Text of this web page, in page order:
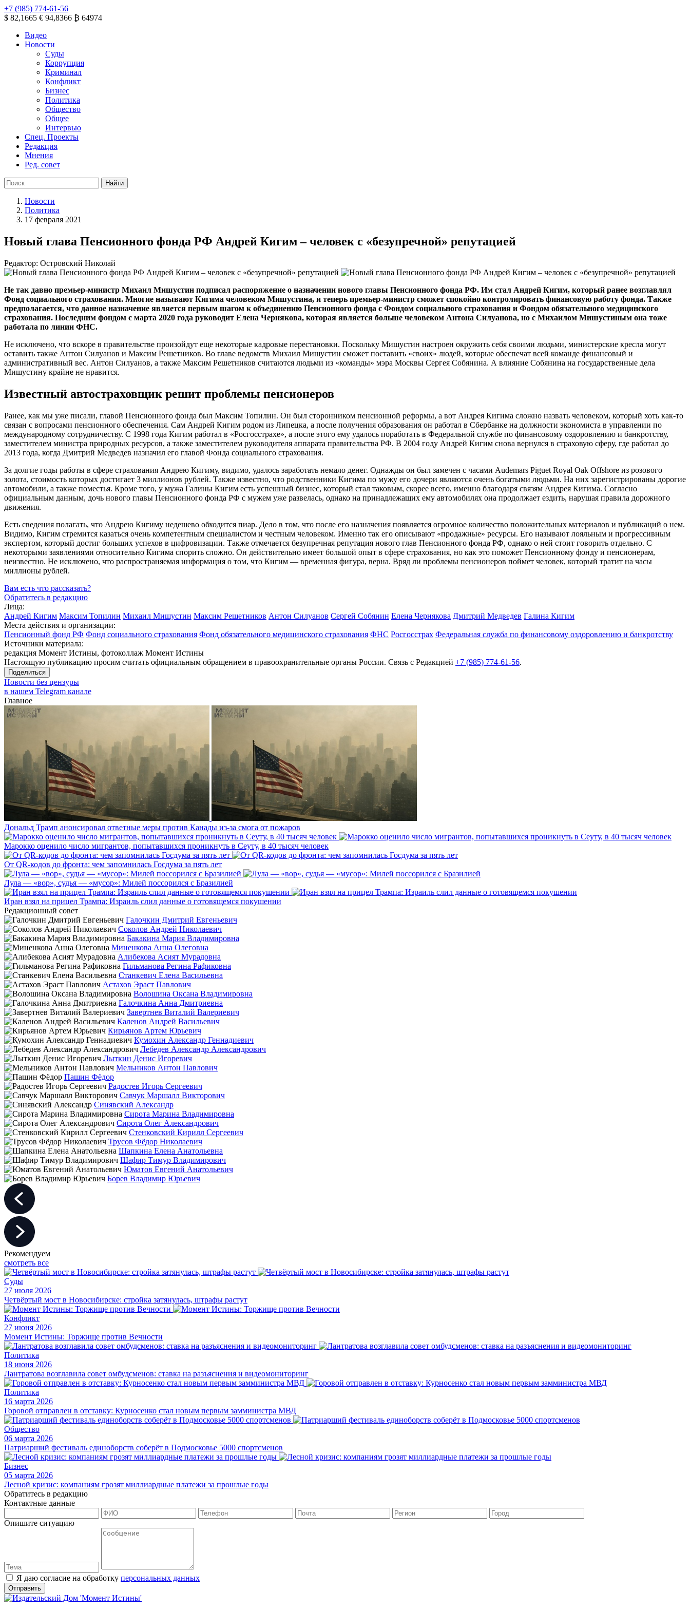
+7 (985) 774-61-56
$ 82,1665 € 94,8366 ₿ 64974
Видео
Новости
Суды
Коррупция
Криминал
Конфликт
Бизнес
Политика
Общество
Общее
Интервью
Спец. Проекты
Редакция
Мнения
Ред. совет
Новости
Политика
17 февраля 2021
Новый глава Пенсионного фонда РФ Андрей Кигим – человек с «безупречной» репутацией
Редактор: Островский Николай
Не так давно премьер-министр Михаил Мишустин подписал распоряжение о назначении нового главы Пенсионного фонда РФ. Им стал Андрей Кигим, который ранее возглавлял
Фонд социального страхования. Многие называют Кигима человеком Мишустина, и теперь премьер-министр сможет спокойно контролировать финансовую работу фонда. Также
предполагается, что данное назначение является первым шагом к объединению Пенсионного фонда с Фондом социального страхования и Фондом обязательного медицинского
страхования. Последним фондом с марта 2020 года руководит Елена Чернякова, которая является больше человеком Антона Силуанова, но с Михаилом Мишустиным она тоже
работала по линии ФНС.
Не исключено, что вскоре в правительстве произойдут еще некоторые кадровые перестановки. Поскольку Мишустин настроен окружить себя своими людьми, министерские кресла могут
оставить также Антон Силуанов и Максим Решетников. Во главе ведомств Михаил Мишустин сможет поставить «своих» людей, которые обеспечат всей команде финансовый и
административный вес. Антон Силуанов, а также Максим Решетников считаются людьми из «команды» мэра Москвы Сергея Собянина. А влияние Собянина на государственные дела
Мишустину крайне не нравится.
Известный автостраховщик решит проблемы пенсионеров
Ранее, как мы уже писали, главой Пенсионного фонда был Максим Топилин. Он был сторонником пенсионной реформы, а вот Андрея Кигима сложно назвать человеком, который хоть как-то
связан с вопросами пенсионного обеспечения. Сам Андрей Кигим родом из Липецка, а после получения образования он работал в Сбербанке на должности экономиста в управлении по
международному сотрудничеству. С 1998 года Кигим работал в «Росгосстрахе», а после этого ему удалось поработать в Федеральной службе по финансовому оздоровлению и банкротству,
заместителем министра природных ресурсов, а также заместителем руководителя аппарата правительства РФ. В 2004 году Андрей Кигим снова вернулся в страховую сферу, где работал до
2013 года, когда Дмитрий Медведев назначил его главой Фонда социального страхования.
За долгие годы работы в сфере страхования Андрею Кигиму, видимо, удалось заработать немало денег. Однажды он был замечен с часами Audemars Piguet Royal Oak Offshore из розового
золота, стоимость которых достигает 3 миллионов рублей. Также известно, что родственники Кигима по мужу его дочери являются очень богатыми людьми. На них зарегистрированы дорогие
автомобили, а также поместья. Кроме того, у мужа Галины Кигим есть успешный бизнес, который стал таковым, скорее всего, именно благодаря связям Андрея Кигима. Согласно
официальным данным, дочь нового главы Пенсионного фонда РФ с мужем уже развелась, однако на принадлежащих ему автомобилях она продолжает ездить, нарушая правила дорожного
движения.
Есть сведения полагать, что Андрею Кигиму недешево обходится пиар. Дело в том, что после его назначения появляется огромное количество положительных материалов и публикаций о нем.
Видимо, Кигим стремится казаться очень компетентным специалистом и честным человеком. Именно так его описывают «продажные» ресурсы. Его называют лояльным и прогрессивным
экспертом, который достиг больших успехов в цифровизации. Также отмечается безупречная репутация нового глав Пенсионного фонда РФ, однако о ней стоит говорить отдельно. С
некоторыми заявлениями относительно Кигима спорить сложно. Он действительно имеет большой опыт в сфере страхования, но как это поможет Пенсионному фонду и пенсионерам,
неизвестно. Не исключено, что распространяемая информация о том, что Кигим — временная фигура, верна. Вряд ли проблемы пенсионеров поймет человек, который тратит на часы
миллионы рублей.
Вам есть что рассказать?
Обратитесь в редакцию
Лица:
Андрей Кигим Максим Топилин Михаил Мишустин Максим Решетников Антон Силуанов Сергей Собянин Елена Чернякова Дмитрий Медведев Галина Кигим
Места действия и организации:
Пенсионный фонд РФ Фонд социального страхования Фонд обязательного медицинского страхования ФНС Росгосстрах Федеральная служба по финансовому оздоровлению и банкротству
Источники материала:
редакция Момент Истины, фотоколлаж Момент Истины
Настоящую публикацию просим считать официальным обращением в правоохранительные органы России. Связь с Редакцией +7 (985) 774-61-56.
Поделиться
Новости без цензуры
в нашем Telegram канале
Главное
Дональд Трамп анонсировал ответные меры против Канады из-за смога от пожаров
Марокко оценило число мигрантов, попытавшихся проникнуть в Сеуту, в 40 тысяч человек
От QR-кодов до фронта: чем запомнилась Госдума за пять лет
Лула — «вор», судья — «мусор»: Милей поссорился с Бразилией
Иран взял на прицел Трампа: Израиль слил данные о готовящемся покушении
Редакционный совет
Галочкин Дмитрий Евгеньевич
Соколов Андрей Николаевич
Бакакина Мария Владимировна
Миненкова Анна Олеговна
Алибекова Асият Мурадовна
Гильманова Регина Рафиковна
Станкевич Елена Васильевна
Астахов Эраст Павлович
Волошина Оксана Владимировна
Галочкина Анна Дмитриевна
Завертнев Виталий Валериевич
Каленов Андрей Васильевич
Кирьянов Артем Юрьевич
Кумохин Александр Геннадиевич
Лебедев Александр Александрович
Лыткин Денис Игоревич
Мельников Антон Павлович
Пашин Фёдор
Радостев Игорь Сергеевич
Савчук Маршалл Викторович
Синявский Александр
Сирота Марина Владимировна
Сирота Олег Александрович
Стенковский Кирилл Сергеевич
Трусов Фёдор Николаевич
Шапкина Елена Анатольевна
Шафир Тимур Владимирович
Юматов Евгений Анатольевич
Борев Владимир Юрьевич
Рекомендуем
смотреть все
Суды
27 июля 2026
Четвёртый мост в Новосибирске: стройка затянулась, штрафы растут
Конфликт
27 июня 2026
Момент Истины: Торжище против Вечности
Политика
18 июня 2026
Лантратова возглавила совет омбудсменов: ставка на разъяснения и видеомониторинг
Политика
16 марта 2026
Горовой отправлен в отставку: Курносенко стал новым первым замминистра МВД
Общество
06 марта 2026
Патриарший фестиваль единоборств соберёт в Подмосковье 5000 спортсменов
Бизнес
05 марта 2026
Лесной кризис: компаниям грозят миллиардные платежи за прошлые годы
Обратитесь в редакцию
Контактные данные
Опишите ситуацию
Я даю согласие на обработку персональных данных